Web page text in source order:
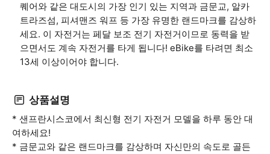
퀘어와 같은 대도시의 가장 인기 있는 지역과 금문교, 알카
트라즈섬, 피셔맨즈 워프 등 가장 유명한 랜드마크를 감상하
세요. 이 자전거는 페달 보조 전기 자전거이므로 동력을 받
으면서도 계속 자전거를 타게 됩니다! eBike를 타려면 최소
13세 이상이어야 합니다.
상품설명
* 샌프란시스코에서 최신형 전기 자전거 모델을 하루 동안 대
여하세요!
* 금문교와 같은 랜드마크를 감상하며 자신만의 속도로 골든